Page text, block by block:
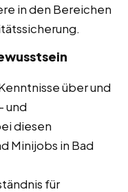
in den Bereichen
über und
und
diesen
Minijobs in Bad
für